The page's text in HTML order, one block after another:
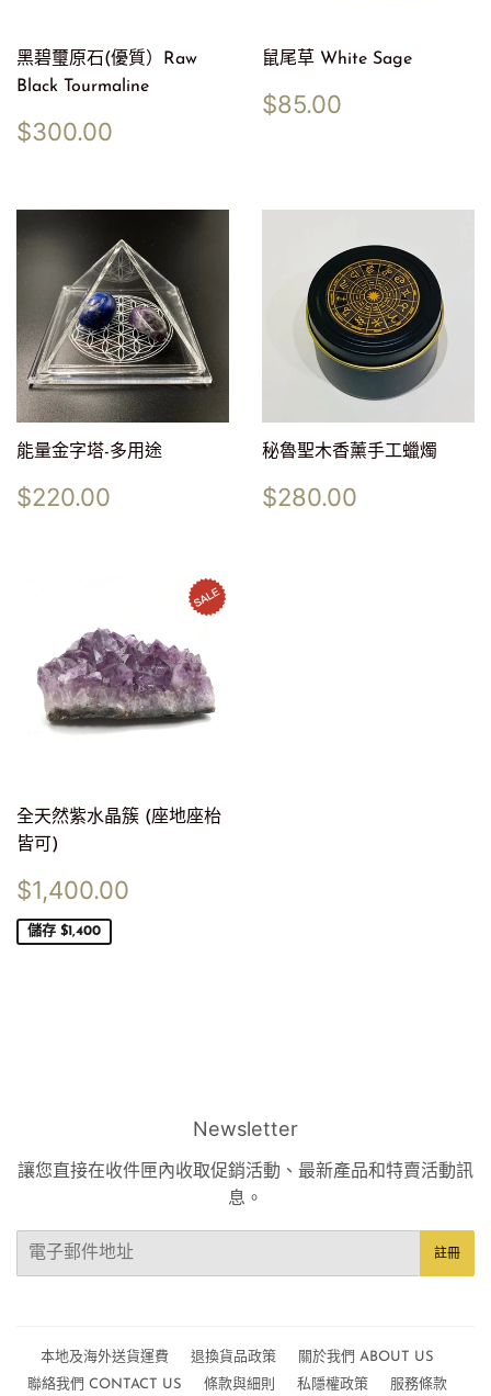
黑碧璽原石(優質）Raw
Black Tourmaline
定
價
$300.00
鼠尾草 White Sage
定
價
$85.00
能量金字塔-多用途
定
價
$220.00
秘魯聖木香薰手工蠟燭
定
價
$280.00
全天然紫水晶簇 (座地座枱
皆可)
售
價
$1,400.00
儲存 $1,400
Newsletter
讓您直接在收件匣內收取促銷活動、最新產品和特賣活動訊
息。
電
註冊
本地及海外送貨運費 退換貨品政策
關於我們 ABOUT US
聯絡我們 CONTACT US
條款與細則 私隱權政策 服務條款